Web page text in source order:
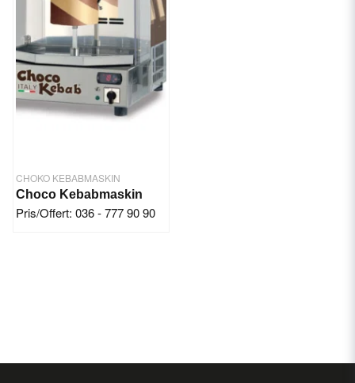
CHOKO KEBABMASKIN
Choco Kebabmaskin
Pris/Offert: 036 - 777 90 90